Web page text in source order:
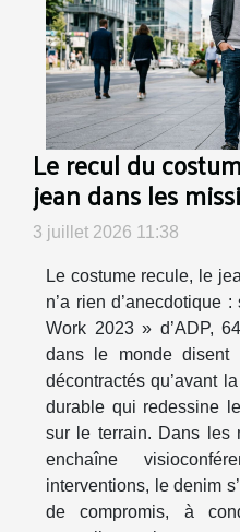
Le recul du
jean dans les
3 juillet 2026 11:38
Le costume recule, le
n’a rien d’anecdotique
Work 2023 » d’ADP,
dans le monde disent
décontractés qu’avant
durable qui redessine
sur le terrain. Dans les
enchaîne
interventions, le denim
de compromis, à